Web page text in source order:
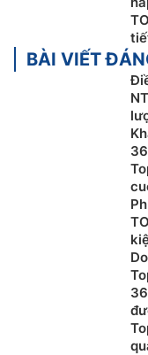
Cửa chia gió
điều hòa âm
người dùng còn
phòng nhỏ gần đó
từ đó có thể làm
BÀI VIẾT